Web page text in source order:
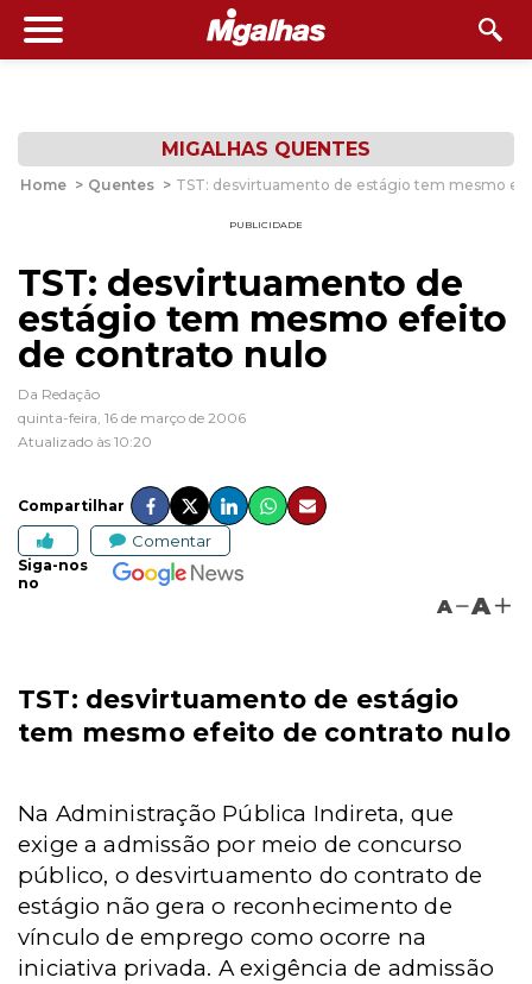
MIGALHAS QUENTES
Home > Quentes > TST: desvirtuamento de estágio tem mesmo
PUBLICIDADE
TST: desvirtuamento de
estágio tem mesmo efeito
de contrato nulo
Da Redação
quinta-feira, 16 de março de 2006
Atualizado às 10:20
Compartilhar
Comentar
Siga-nos
no
A A
TST: desvirtuamento de estágio
tem mesmo efeito de contrato nulo
Na Administração Pública Indireta, que
exige a admissão por meio de concurso
público, o desvirtuamento do contrato de
estágio não gera o reconhecimento de
vínculo de emprego como ocorre na
iniciativa privada. A exigência de admissão